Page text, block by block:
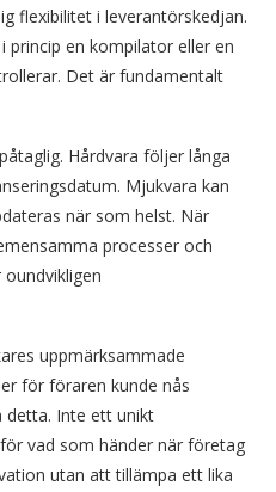
flexibilitet i leverantörskedjan.
princip en kompilator eller en
Det är fundamentalt
Hårdvara följer långa
Mjukvara kan
när som helst. När
processer och
uppmärksammade
för föraren kunde nås
Inte ett unikt
vad som händer när företag
utan att tillämpa ett lika